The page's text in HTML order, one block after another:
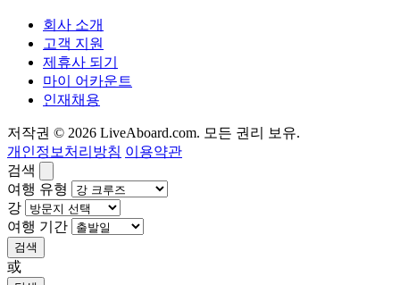
회사 소개
고객 지원
제휴사 되기
마이 어카운트
인재채용
저작권 © 2026 LiveAboard.com. 모든 권리 보유.
개인정보처리방침 이용약관
검색
여행 유형
강
여행 기간
검색
或